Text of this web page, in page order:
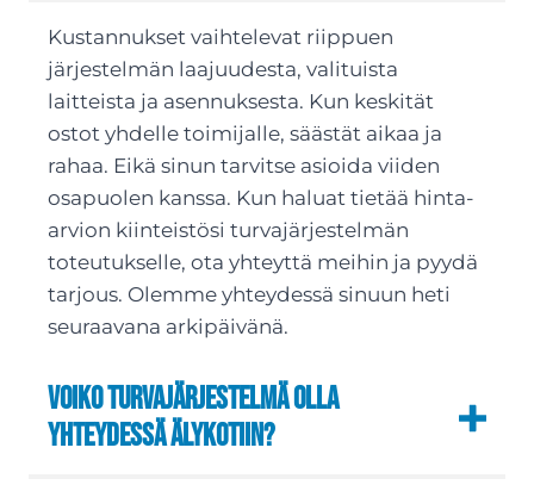
Kustannukset vaihtelevat riippuen
järjestelmän laajuudesta, valituista
laitteista ja asennuksesta. Kun keskität
ostot yhdelle toimijalle, säästät aikaa ja
rahaa. Eikä sinun tarvitse asioida viiden
osapuolen kanssa. Kun haluat tietää hinta-
arvion kiinteistösi turvajärjestelmän
toteutukselle, ota yhteyttä meihin ja pyydä
tarjous. Olemme yhteydessä sinuun heti
seuraavana arkipäivänä.
Voiko turvajärjestelmä olla
yhteydessä älykotiin?